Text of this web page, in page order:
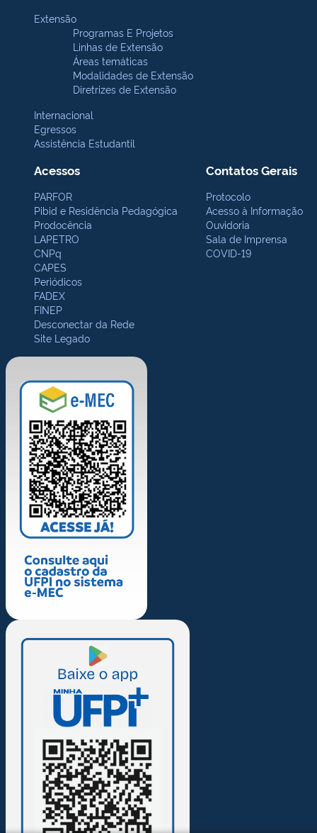
Extensão
Programas E Projetos
Linhas de Extensão
Áreas temáticas
Modalidades de Extensão
Diretrizes de Extensão
Internacional
Egressos
Assistência Estudantil
Acessos
PARFOR
Pibid e Residência Pedagógica
Prodocência
LAPETRO
CNPq
CAPES
Periódicos
FADEX
FINEP
Desconectar da Rede
Site Legado
Contatos Gerais
Protocolo
Acesso à Informação
Ouvidoria
Sala de Imprensa
COVID-19